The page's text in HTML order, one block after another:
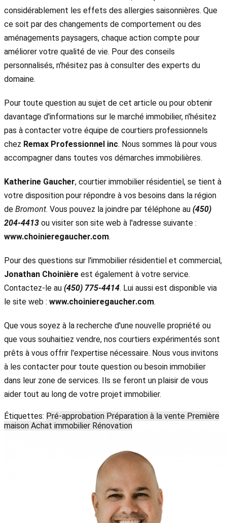
considérablement les effets des allergies saisonnières. Que
ce soit par des changements de comportement ou des
aménagements paysagers, chaque action compte pour
améliorer votre qualité de vie. Pour des conseils
personnalisés, n'hésitez pas à consulter des experts du
domaine.
Pour toute question au sujet de cet article ou pour obtenir
davantage d'informations sur le marché immobilier, n'hésitez
pas à contacter votre équipe de courtiers professionnels
chez Remax Professionnel inc. Nous sommes là pour vous
accompagner dans toutes vos démarches immobilières.
Katherine Gaucher, courtier immobilier résidentiel, se tient à
votre disposition pour répondre à vos besoins dans la région
de Bromont. Vous pouvez la joindre par téléphone au (450)
204-4413 ou visiter son site web à l'adresse suivante :
www.choinieregaucher.com.
Pour des questions sur l'immobilier résidentiel et commercial,
Jonathan Choinière est également à votre service.
Contactez-le au (450) 775-4414. Lui aussi est disponible via
le site web : www.choinieregaucher.com.
Que vous soyez à la recherche d'une nouvelle propriété ou
que vous souhaitiez vendre, nos courtiers expérimentés sont
prêts à vous offrir l'expertise nécessaire. Nous vous invitons
à les contacter pour toute question ou besoin immobilier
dans leur zone de services. Ils se feront un plaisir de vous
aider tout au long de votre projet immobilier.
Étiquettes: Pré-approbation Préparation à la vente Première
maison Achat immobilier Rénovation